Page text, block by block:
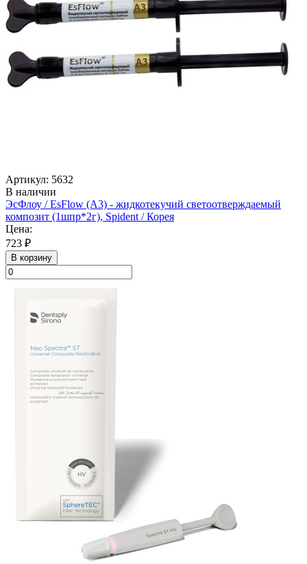
Артикул: 5632
В наличии
ЭсФлоу / EsFlow (А3) - жидкотекучий светоотверждаемый
композит (1шпр*2г), Spident / Корея
Цена:
723 ₽
В корзину